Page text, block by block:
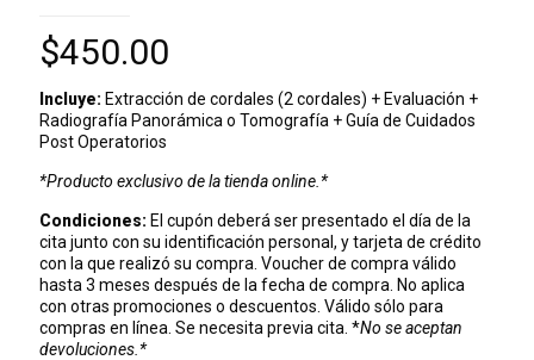
$450.00
Incluye: Extracción de cordales (2 cordales) + Evaluación +
Radiografía Panorámica o Tomografía + Guía de Cuidados
Post Operatorios
*Producto exclusivo de la tienda online.*
Condiciones: El cupón deberá ser presentado el día de la
cita junto con su identificación personal, y tarjeta de crédito
con la que realizó su compra. Voucher de compra válido
hasta 3 meses después de la fecha de compra. No aplica
con otras promociones o descuentos. Válido sólo para
compras en línea. Se necesita previa cita. *No se aceptan
devoluciones.*